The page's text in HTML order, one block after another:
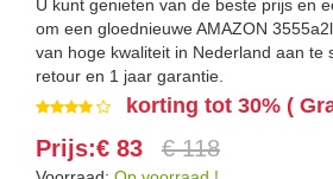
U kunt genieten van de beste prijs en
om een gloednieuwe AMAZON
van hoge kwaliteit in Nederland aan te
retour en 1 jaar garantie.
korting tot 30% (
Prijs:€ 83 € 118